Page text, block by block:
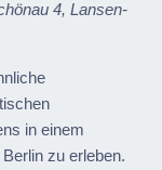
4, Lansen-
in einem
zu erleben.